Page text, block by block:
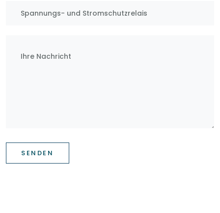
SENDEN